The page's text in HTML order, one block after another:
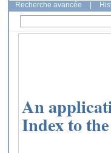
Recherche avancée
An
Index to